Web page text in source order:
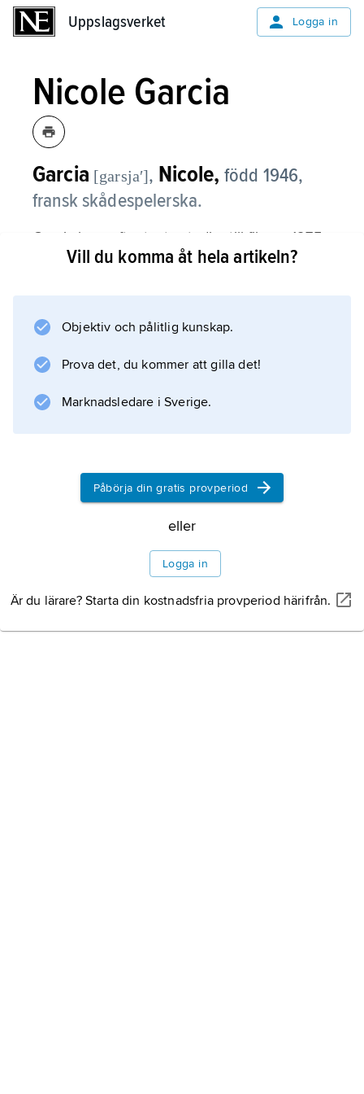
Uppslagsverket Logga in
Nicole Garcia
Garcia [garsjaʹ], Nicole, född 1946,
fransk skådespelerska.
Garcia kom efter teaterstudier till filmen 1975.
Efter framgångarna i ”Le cavaleur” (1979) och
övriga filmer kan nämnas ”Orden som befriar”
(2003).
Vill du komma åt hela artikeln?
Objektiv och pålitlig kunskap.
Prova det, du kommer att gilla det!
Marknadsledare i Sverige.
Påbörja din gratis provperiod
eller
Logga in
Är du lärare? Starta din kostnadsfria provperiod härifrån.